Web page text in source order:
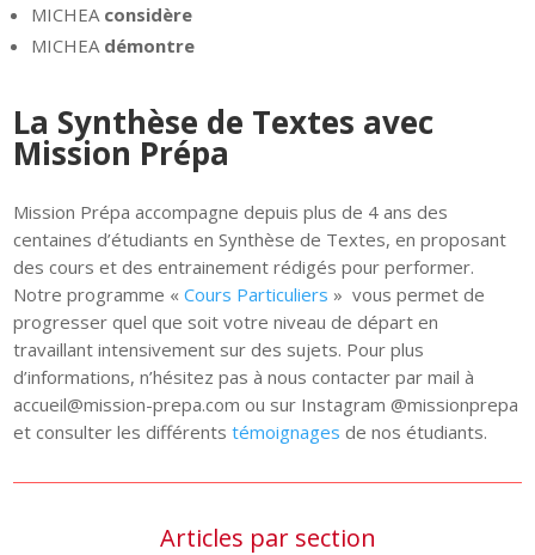
MICHEA considère
MICHEA démontre
La Synthèse de Textes avec
Mission Prépa
Mission Prépa accompagne depuis plus de 4 ans des
centaines d’étudiants en Synthèse de Textes, en proposant
des cours et des entrainement rédigés pour performer.
Notre programme «Cours Particuliers » vous permet de
progresser quel que soit votre niveau de départ en
travaillant intensivement sur des sujets. Pour plus
d’informations, n’hésitez pas à nous contacter par mail à
accueil@mission-prepa.com ou sur Instagram @missionprepa
et consulter les différentstémoignages de nos étudiants.
Articles par section